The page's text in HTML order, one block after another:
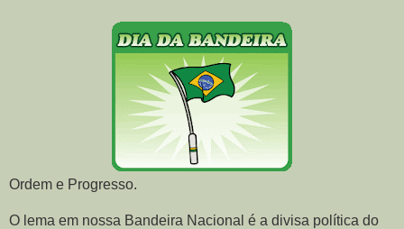
Ordem e Progresso.
O lema em nossa Bandeira Nacional é a divisa política do